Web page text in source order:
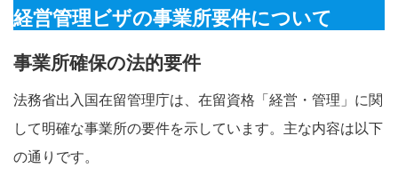
経営管理ビザの事業所要件について
事業所確保の法的要件
法務省出入国在留管理庁は、在留資格「経営・管理」に関
して明確な事業所の要件を示しています。主な内容は以下
の通りです。